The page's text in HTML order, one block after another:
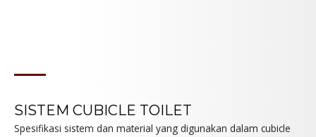
SISTEM CUBICLE TOILET
Spesifikasi sistem dan material yang digunakan dalam cubicle